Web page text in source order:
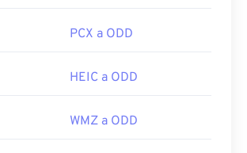
PCX a ODD
HEIC a ODD
WMZ a ODD